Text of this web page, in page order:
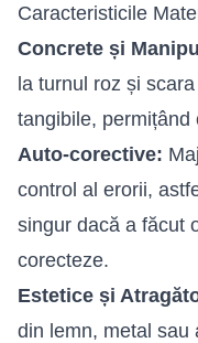
Caracteristicile
Concrete și
la turnul roz și
tangibile, permițând
Auto-corective:
control al erorii,
singur dacă a făcut
corecteze.
Estetice și
din lemn, metal sau